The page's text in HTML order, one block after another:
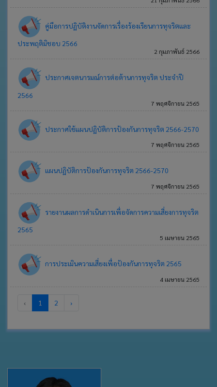
คู่มือการปฏิบัติงานจัดการเรื่องร้องเรียนการทุจริตและ
ประพฤติมิชอบ 2566
2 กุมภาพันธ์ 2566
ประกาศเจตนารมณ์การต่อต้านการทุจริต ประจำปี
2566
7 พฤศจิกายน 2565
ประกาศใช้แผนปฏิบัติการป้องกันการทุจริต 2566-2570
7 พฤศจิกายน 2565
แผนปฏิบัติการป้องกันการทุจริต 2566-2570
7 พฤศจิกายน 2565
รายงานผลการดำเนินการเพื่อจัดการความเสี่ยงการทุจริต
2565
5 เมษายน 2565
การประเมินความเสี่ยงเพื่อป้องกันการทุจริต 2565
4 เมษายน 2565
‹ 1 2 ›